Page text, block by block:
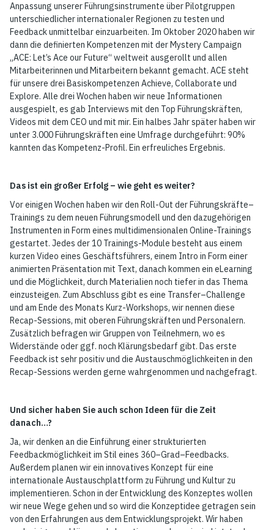
Anpassung unserer Führungsinstrumente über Pilotgruppen
unterschiedlicher internationaler Regionen zu testen und
Feedback unmittelbar einzuarbeiten. Im Oktober 2020 haben wir
dann die definierten Kompetenzen mit der Mystery Campaign
„ACE: Let’s Ace our Future“ weltweit ausgerollt und allen
Mitarbeiterinnen und Mitarbeitern bekannt gemacht. ACE steht
für unsere drei Basiskompetenzen Achieve, Collaborate und
Explore. Alle drei Wochen haben wir neue Informationen
ausgespielt, es gab Interviews mit den Top Führungskräften,
Videos mit dem CEO und mit mir. Ein halbes Jahr später haben wir
unter 3.000 Führungskräften eine Umfrage durchgeführt: 90%
kannten das Kompetenz-Profil. Ein erfreuliches Ergebnis.
Das ist ein großer Erfolg – wie geht es weiter?
Vor einigen Wochen haben wir den Roll-Out der Führungskräfte–
Trainings zu dem neuen Führungsmodell und den dazugehörigen
Instrumenten in Form eines multidimensionalen Online-Trainings
gestartet. Jedes der 10 Trainings-Module besteht aus einem
kurzen Video eines Geschäftsführers, einem Intro in Form einer
animierten Präsentation mit Text, danach kommen ein eLearning
und die Möglichkeit, durch Materialien noch tiefer in das Thema
einzusteigen. Zum Abschluss gibt es eine Transfer–Challenge
und am Ende des Monats Kurz-Workshops, wir nennen diese
Recap-Sessions, mit oberen Führungskräften und Personalern.
Zusätzlich befragen wir Gruppen von Teilnehmern, wo es
Widerstände oder ggf. noch Klärungsbedarf gibt. Das erste
Feedback ist sehr positiv und die Austauschmöglichkeiten in den
Recap-Sessions werden gerne wahrgenommen und nachgefragt.
Und sicher haben Sie auch schon Ideen für die Zeit
danach…?
Ja, wir denken an die Einführung einer strukturierten
Feedbackmöglichkeit im Stil eines 360–Grad–Feedbacks.
Außerdem planen wir ein innovatives Konzept für eine
internationale Austauschplattform zu Führung und Kultur zu
implementieren. Schon in der Entwicklung des Konzeptes wollen
wir neue Wege gehen und so wird die Konzeptidee getragen sein
von den Erfahrungen aus dem Entwicklungsprojekt. Wir haben